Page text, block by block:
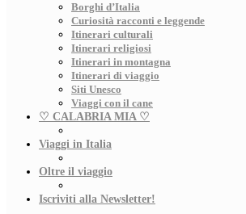
Borghi d’Italia
Curiosità racconti e leggende
Itinerari culturali
Itinerari religiosi
Itinerari in montagna
Itinerari di viaggio
Siti Unesco
Viaggi con il cane
♡ CALABRIA MIA ♡
Viaggi in Italia
Oltre il viaggio
Iscriviti alla Newsletter!